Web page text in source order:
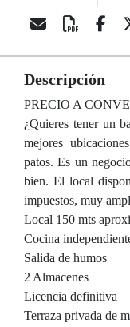
Descripción
PRECIO A
¿Quieres tener un
mejores
patos. Es un
bien. El local
impuestos, muy
Local 150 mts
Cocina
Salida de humos
2 Almacenes
Licencia definitiva
Terraza privada de